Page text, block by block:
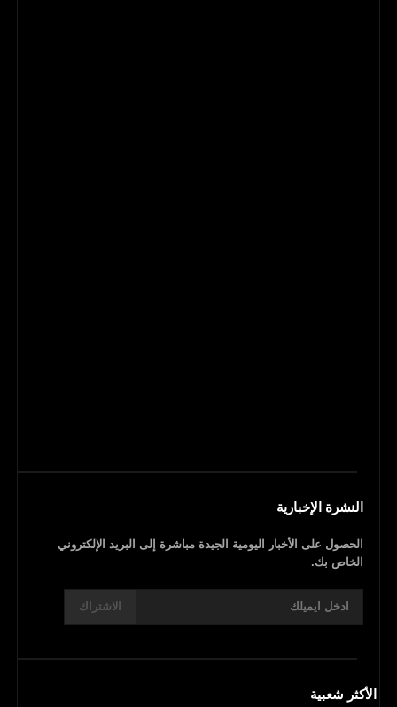
النشرة الإخبارية
الحصول على الأخبار اليومية الجيدة مباشرة إلى البريد الإلكتروني
الخاص بك.
الاشتراك
الأكثر شعبية